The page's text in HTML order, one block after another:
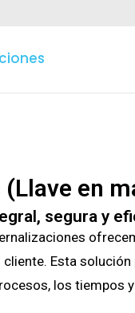
en
segura y
Esta
los tiempos